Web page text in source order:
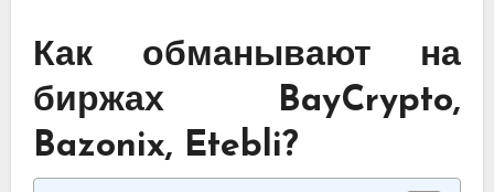
Как обманывают на
биржах BayCrypto,
Bazonix, Etebli?